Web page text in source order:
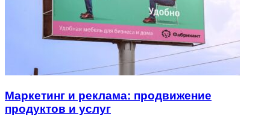
Маркетинг и реклама: продвижение
продуктов и услуг